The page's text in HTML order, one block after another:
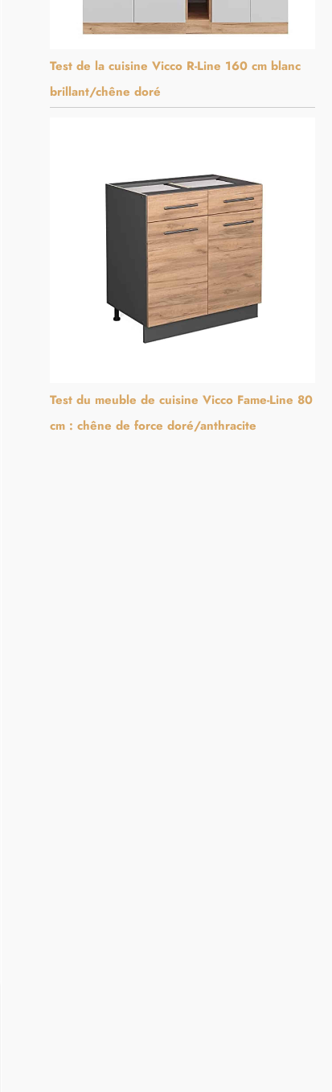
Test de la cuisine Vicco R-Line 160 cm blanc
brillant/chêne doré
Test du meuble de cuisine Vicco Fame-Line 80
cm : chêne de force doré/anthracite